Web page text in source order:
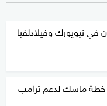
في نيويورك وفيلادلفيا
خطة ماسك لدعم ترامب